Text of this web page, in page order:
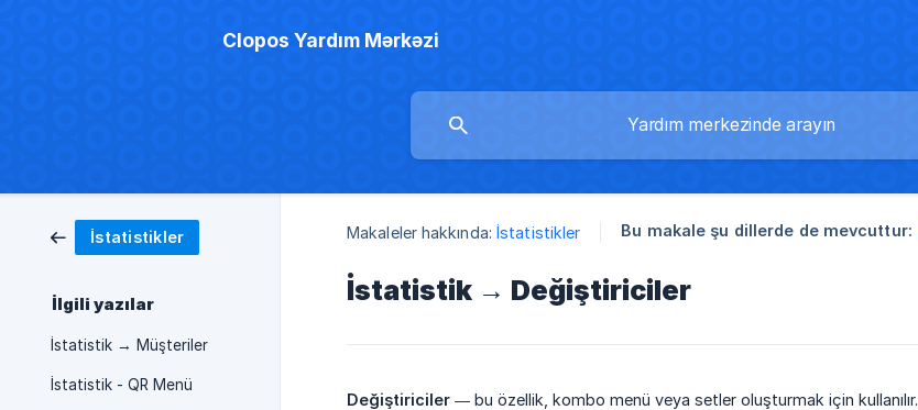
Clopos Yardım Mərkəzi
İstatistikler
İlgili yazılar
İstatistik → Müşteriler
İstatistik - QR Menü
Makaleler hakkında: İstatistikler Bu makale şu dillerde de mevcuttur:
İstatistik → Değiştiriciler
Değiştiriciler — bu özellik, kombo menü veya setler oluşturmak için kullanılır.